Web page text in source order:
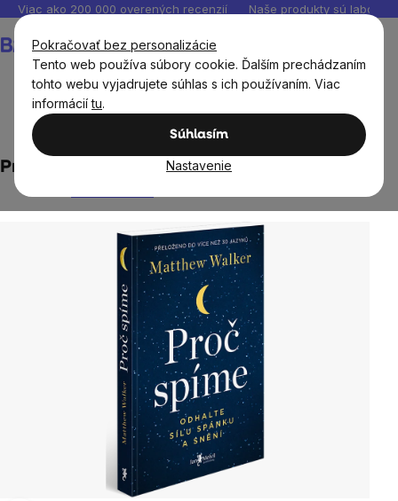
Pokračovať bez personalizácie
Tento web používa súbory cookie. Ďalším prechádzaním
tohto webu vyjadrujete súhlas s ich používaním. Viac
informáciítu.
Súhlasím
Nastavenie
Prejsť
obsah
Viac ako 200 000 overených recenzií Naše produkty sú
košík
Proč spíme - Matthew Walker
Priemerné